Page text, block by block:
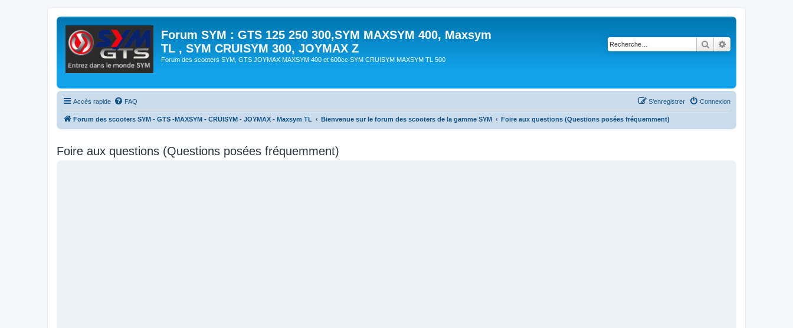
Forum SYM : GTS 125 250 300,SYM MAXSYM 400, Maxsym
TL , SYM CRUISYM 300, JOYMAX Z
Forum des scooters SYM, GTS JOYMAX MAXSYM 400 et 600cc SYM CRUISYM MAXSYM TL 500
Rechercher
Accès rapide FAQ Connexion
S’enregistrer
Forum des scooters SYM - GTS -MAXSYM - CRUISYM - JOYMAX - Maxsym TL Bienvenue sur le forum des scooters de la gamme SYM Foire aux questions (Questions posées fréquemment)
Foire aux questions (Questions posées fréquemment)